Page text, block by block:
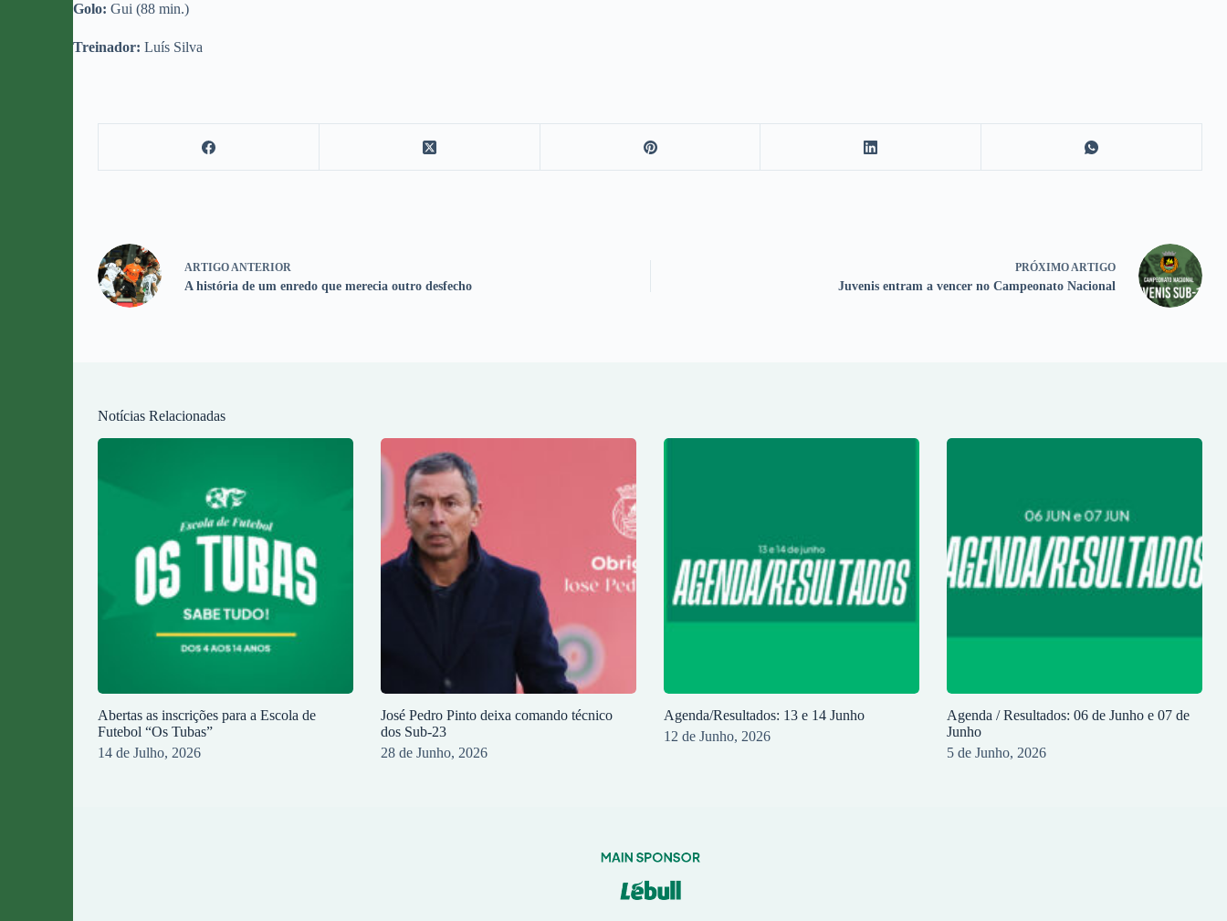
Golo: Gui (88 min.)
Treinador: Luís Silva
ARTIGO ANTERIOR
A história de um enredo que merecia outro desfecho
PRÓXIMO ARTIGO
Juvenis entram a vencer no Campeonato Nacional
Notícias Relacionadas
Abertas as inscrições para a Escola de
Futebol “Os Tubas”
14 de Julho, 2026
José Pedro Pinto deixa comando técnico
dos Sub-23
28 de Junho, 2026
Agenda/Resultados: 13 e 14 Junho
12 de Junho, 2026
Agenda / Resultados: 06 de Junho e 07 de
Junho
5 de Junho, 2026